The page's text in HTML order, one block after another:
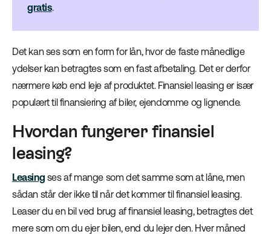
gratis.
Det kan ses som en form for lån, hvor de faste månedlige
ydelser kan betragtes som en fast afbetaling. Det er derfor
nærmere køb end leje af produktet. Finansiel leasing er især
populært til finansiering af biler, ejendomme og lignende.
Hvordan fungerer finansiel
leasing?
Leasing ses af mange som det samme som at låne, men
sådan står der ikke til når det kommer til finansiel leasing.
Leaser du en bil ved brug af finansiel leasing, betragtes det
mere som om du ejer bilen, end du lejer den. Hver måned